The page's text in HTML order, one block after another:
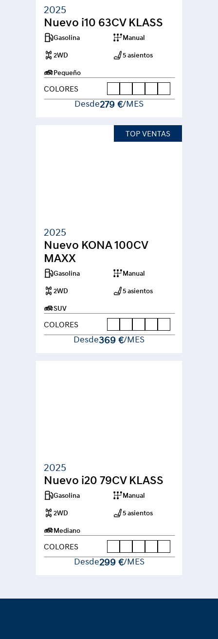
2025
Nuevo i10 63CV KLASS
Gasolina Manual
2WD 5 asientos
Pequeño
COLORES
Desde279 €/MES
TOP VENTAS
2025
Nuevo KONA 100CV
MAXX
Gasolina Manual
2WD 5 asientos
SUV
COLORES
Desde369 €/MES
2025
Nuevo i20 79CV KLASS
Gasolina Manual
2WD 5 asientos
Mediano
COLORES
Desde299 €/MES